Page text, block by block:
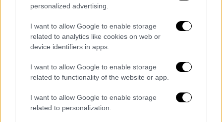
personalized advertising.
I want to allow Google to enable storage
related to analytics like cookies on web or
device identifiers in apps.
I want to allow Google to enable storage
related to functionality of the website or app.
I want to allow Google to enable storage
related to personalization.
Συνολικά εντοπίστηκαν 110 τραπεζικές
κάρτες, 110 εταιρικές σφραγίδες, συσκευές
POS, ηλεκτρονικός εξοπλισμός και μετρητά
100.000 ευρώ.